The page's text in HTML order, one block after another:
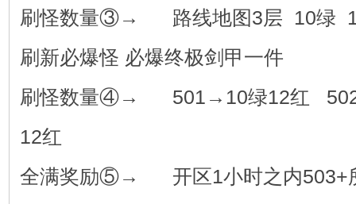
刷怪数量③→ 路线地图3层 10绿
刷新必爆怪 必爆终极剑甲一件
刷怪数量④→ 501→10绿12红
12红
全满奖励⑤→ 开区1小时之内503+